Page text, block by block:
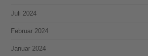
Juli 2024
Februar 2024
Januar 2024